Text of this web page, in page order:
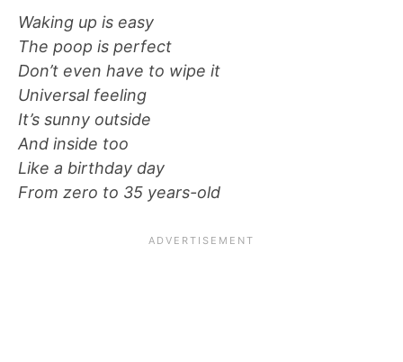
Waking up is easy
The poop is perfect
Don’t even have to wipe it
Universal feeling
It’s sunny outside
And inside too
Like a birthday day
From zero to 35 years-old